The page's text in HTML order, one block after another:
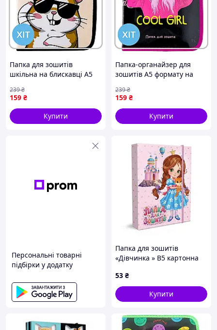
Папка для зошитів
шкільна на блискавці А5
дівчинки Crazy Pets з
малюнком хом'яка
159 ₴
239₴
Купити
Папка-органайзер для
зошитів А5 формату на
дівчинки-підлітка з
дизайном COOL GIRL
159 ₴
239₴
Купити
Персональні товарні
підбірки у додатку
Папка для зошитів
«Дівчинка » В5 картонна
53 ₴
Купити